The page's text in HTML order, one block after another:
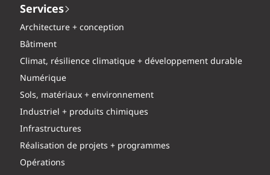
Services
Architecture + conception
Bâtiment
Climat, résilience climatique + développement durable
Numérique
Sols, matériaux + environnement
Industriel + produits chimiques
Infrastructures
Réalisation de projets + programmes
Opérations